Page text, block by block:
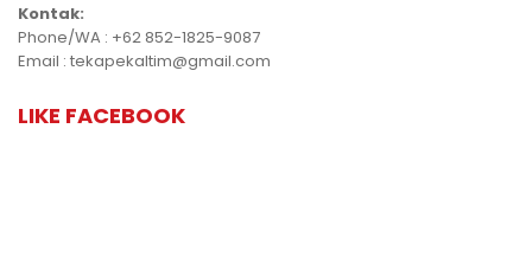
Kontak:
Phone/WA : +62 852-1825-9087
Email : tekapekaltim@gmail.com
LIKE FACEBOOK